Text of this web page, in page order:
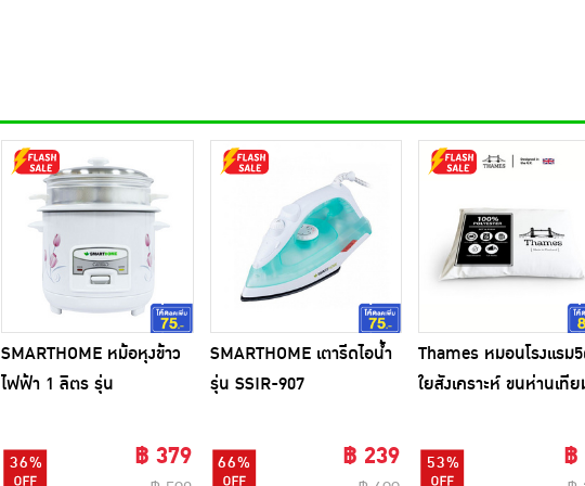
SMARTHOME หม้อหุงข้าว
ไฟฟ้า 1 ลิตร รุ่น
36% ฿ 379
SMARTHOME เตารีดไอน้ำ
รุ่น SSIR-907
66% ฿ 239
Thames หมอนโรงแรม
ใยสังเคราะห์ ขนห่านเที
53% ฿